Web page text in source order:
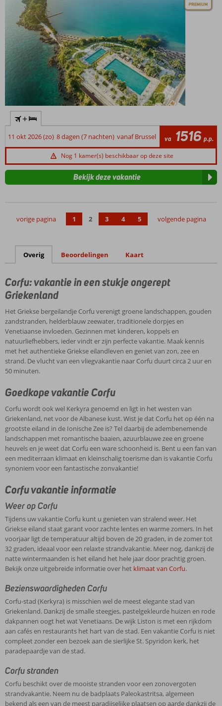
Blijf in shape
dankzij diverse
sportfaciliteiten
+
11 okt 2026 (zo) 8 dagen (7 nachten) vanaf Brussel va 1516 p.p.
Nog 1 kamer(s) beschikbaar op deze site
Bekijk deze vakantie
vorige pagina 1 2 3 4 5 volgende pagina
Overig Beoordelingen Kaart
Corfu: vakantie in een stukje ongerept
Griekenland
Het Griekse bergeilandje Corfu verenigt groene landschappen, gouden
zandstranden, helderblauw zeewater, traditionele dorpjes en
Venetiaanse invloeden. Gezinnen met kinderen, koppels en
natuurliefhebbers, ieder vindt er zijn perfecte vakantie. Maak kennis
met het authentieke Griekse eilandleven en geniet van zon, zee en
strand. De vlucht van een vliegvakantie naar Corfu duurt circa 2 uur en
50 minuten.
Goedkope vakantie Corfu
Corfu wordt ook wel Kerkyra genoemd en ligt in het westen van
Griekenland, net voor de Albanese kust. Wist je dat Corfu het op één na
grootste eiland in de Ionische Zee is? Tel daarbij de adembenemende
landschappen met romantische baaien, azuurblauwe zee en groene
heuvels en je weet dat Corfu een ware schoonheid is. Bent u een fan van
een mediterraan klimaat en kleinschalig toerisme dan is vakantie Corfu
synoniem voor een fantastische zonvakantie!
Corfu vakantie informatie
Weer op Corfu
Tijdens uw vakantie Corfu kunt u genieten van stralend weer. Het
Griekse eiland staat garant voor zachte lentes en warme zomers. In het
voorjaar ligt de temperatuur altijd boven de 20 graden, in de zomer tot
32 graden, ideaal voor een relaxte strandvakantie. Meer nog, dankzij de
natte wintermaanden is het eiland het hele jaar door prachtig groen.
Bekijk onze uitgebreide informatie over het klimaat van Corfu.
Bezienswaardigheden Corfu
Corfu-stad (Kerkyra) is misschien wel de meest elegante stad van
Griekenland. Dankzij de smalle steegjes, pastelgekleurde huizen en rode
dakpannen oogt het wat Venetiaans. De wijk Liston is met een rijkdom
aan cafés en restaurants het hart van de stad. Een vakantie Corfu is niet
compleet zonder een bezoek aan de sierlijke St. Spyridon kerk, het
paradepaardje van de stad.
Corfu stranden
Corfu beschikt over de mooiste stranden voor een zonovergoten
strandvakantie. Neem nu de badplaats Paleokastritsa, algemeen
bekend als een van de meest paradijselijke plaatsen op aarde dankzij de